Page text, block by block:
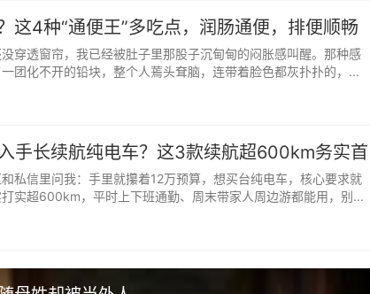
诚。有些人只能同甘不能共苦，有些人则相反。
时间自会给出最公正的答案。
靠。别把希望寄托在他人身上，哪怕是至亲之人。
这4种“通便王”多吃点，润肠通便，排便顺畅
穿透窗帘，我已经被肚子里那股子沉甸甸的闷胀感叫醒。那种感
团化不开的铅块，整个人蔫头耷脑，连带着脸色都灰扑扑的，...
手长续航纯电车？这3款续航超600km务实首
私信里问我：手里就攥着12万预算，想买台纯电车，核心要求就
实超600km，平时上下班通勤、周末带家人周边游都能用，别...